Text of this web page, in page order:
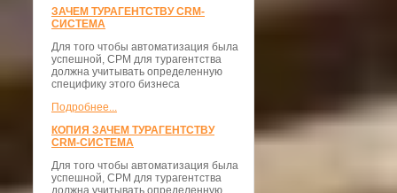
ЗАЧЕМ ТУРАГЕНТСТВУ CRM-
СИСТЕМА
Для того чтобы автоматизация была
успешной, СРМ для турагентства
должна учитывать определенную
специфику этого бизнеса
Подробнее...
КОПИЯ ЗАЧЕМ ТУРАГЕНТСТВУ
CRM-СИСТЕМА
Для того чтобы автоматизация была
успешной, СРМ для турагентства
должна учитывать определенную